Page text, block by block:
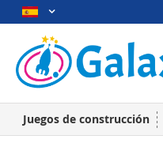
Juegos de construcción